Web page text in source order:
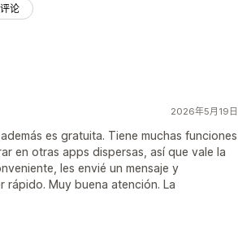
论
2026年5月19日
es gratuita. Tiene muchas funciones
en otras apps dispersas, así que vale la
les envié un mensaje y
rápido. Muy buena atención. La